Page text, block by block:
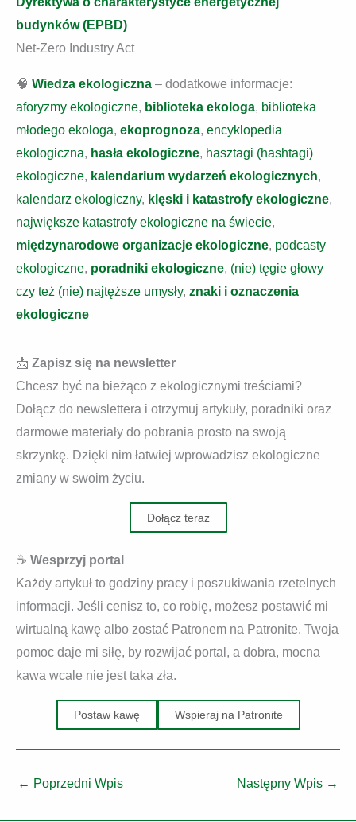
budynków (EPBD)
Net-Zero Industry Act
🧠 Wiedza ekologiczna – dodatkowe informacje:
aforyzmy ekologiczne, biblioteka ekologa, biblioteka
młodego ekologa, ekoprognoza, encyklopedia
ekologiczna, hasła ekologiczne, hasztagi (hashtagi)
ekologiczne, kalendarium wydarzeń ekologicznych,
kalendarz ekologiczny, klęski i katastrofy ekologiczne,
największe katastrofy ekologiczne na świecie,
międzynarodowe organizacje ekologiczne, podcasty
ekologiczne, poradniki ekologiczne, (nie) tęgie głowy
czy też (nie) najtęższe umysły, znaki i oznaczenia
ekologiczne
📩 Zapisz się na newsletter
Chcesz być na bieżąco z ekologicznymi treściami?
Dołącz do newslettera i otrzymuj artykuły, poradniki oraz
darmowe materiały do pobrania prosto na swoją
skrzynkę. Dzięki nim łatwiej wprowadzisz ekologiczne
zmiany w swoim życiu.
Dołącz teraz
☕ Wesprzyj portal
Każdy artykuł to godziny pracy i poszukiwania rzetelnych
informacji. Jeśli cenisz to, co robię, możesz postawić mi
wirtualną kawę albo zostać Patronem na Patronite. Twoja
pomoc daje mi siłę, by rozwijać portal, a dobra, mocna
kawa wcale nie jest taka zła.
Postaw kawę Wspieraj na Patronite
← Poprzedni Wpis Następny Wpis →